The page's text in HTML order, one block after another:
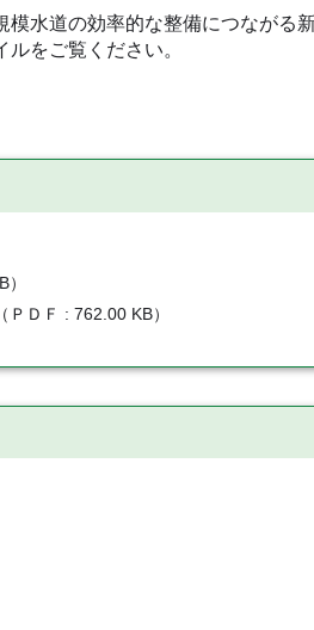
水道の効率的な整備につながる
をご覧ください。
）
（ ＰＤＦ 762.00 KB）